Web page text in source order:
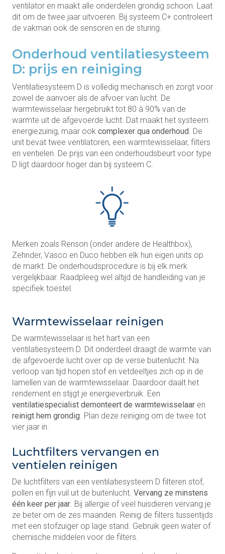
ventilator en maakt alle onderdelen grondig schoon. Laat
dit om de twee jaar uitvoeren. Bij systeem C+ controleert
de vakman ook de sensoren en de sturing.
Onderhoud ventilatiesysteem
D: prijs en reiniging
Ventilatiesysteem D is volledig mechanisch en zorgt voor
zowel de aanvoer als de afvoer van lucht. De
warmtewisselaar hergebruikt tot 80 à 90% van de
warmte uit de afgevoerde lucht. Dat maakt het systeem
energiezuinig, maar ook complexer qua onderhoud. De
unit bevat twee ventilatoren, een warmtewisselaar, filters
en ventielen. De prijs van een onderhoudsbeurt voor type
D ligt daardoor hoger dan bij systeem C.
Merken zoals Renson (onder andere de Healthbox),
Zehnder, Vasco en Duco hebben elk hun eigen units op
de markt. De onderhoudsprocedure is bij elk merk
vergelijkbaar. Raadpleeg wel altijd de handleiding van je
specifiek toestel.
Warmtewisselaar reinigen
De warmtewisselaar is het hart van een
ventilatiesysteem D. Dit onderdeel draagt de warmte van
de afgevoerde lucht over op de verse buitenlucht. Na
verloop van tijd hopen stof en vetdeeltjes zich op in de
lamellen van de warmtewisselaar. Daardoor daalt het
rendement en stijgt je energieverbruik. Een
ventilatiespecialist demonteert de warmtewisselaar en
reinigt hem grondig. Plan deze reiniging om de twee tot
vier jaar in.
Luchtfilters vervangen en
ventielen reinigen
De luchtfilters van een ventilatiesysteem D filteren stof,
pollen en fijn vuil uit de buitenlucht. Vervang ze minstens
één keer per jaar. Bij allergie of veel huisdieren vervang je
ze beter om de zes maanden. Reinig de filters tussentijds
met een stofzuiger op lage stand. Gebruik geen water of
chemische middelen voor de filters.